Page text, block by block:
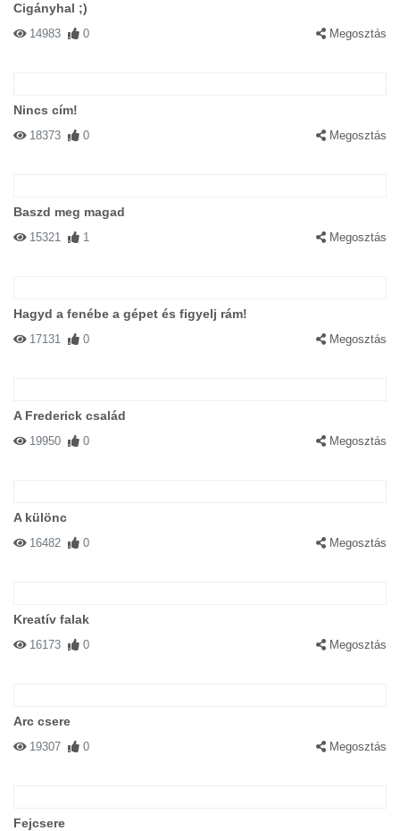
Cigányhal ;)
14983 0 Megosztás
Nincs cím!
18373 0 Megosztás
Baszd meg magad
15321 1 Megosztás
Hagyd a fenébe a gépet és figyelj rám!
17131 0 Megosztás
A Frederick család
19950 0 Megosztás
A különc
16482 0 Megosztás
Kreatív falak
16173 0 Megosztás
Arc csere
19307 0 Megosztás
Fejcsere